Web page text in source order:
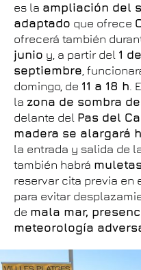
es la ampliación del
adaptado que ofrece
ofrecerá también
junio y, a partir del 1
septiembre,
domingo, de 11 a 18 h.
la zona de sombra
delante del Pas del
madera se alargará
la entrada y salida de
también habrá
reservar cita previa en
para evitar
de mala mar,
meteorología